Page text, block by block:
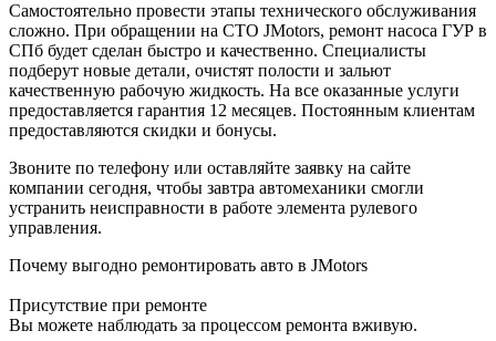
Самостоятельно провести этапы технического обслуживания
сложно. При обращении на СТО JMotors, ремонт насоса ГУР в
СПб будет сделан быстро и качественно. Специалисты
подберут новые детали, очистят полости и зальют
качественную рабочую жидкость. На все оказанные услуги
предоставляется гарантия 12 месяцев. Постоянным клиентам
предоставляются скидки и бонусы.
Звоните по телефону или оставляйте заявку на сайте
компании сегодня, чтобы завтра автомеханики смогли
устранить неисправности в работе элемента рулевого
управления.
Почему выгодно ремонтировать авто в JMotors
Присутствие при ремонте
Вы можете наблюдать за процессом ремонта вживую.